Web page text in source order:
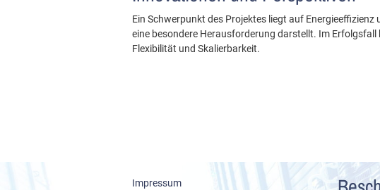
Ein Schwerpunkt des Projektes liegt auf
eine besondere Herausforderung darstellt. Im
Flexibilität und Skalierbarkeit.
Impressum